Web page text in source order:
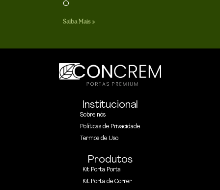
O
Saiba Mais »
Institucional
Sobre nós
Políticas de Privacidade
Termos de Uso
Produtos
Kit Porta Porta
Kit Porta de Correr